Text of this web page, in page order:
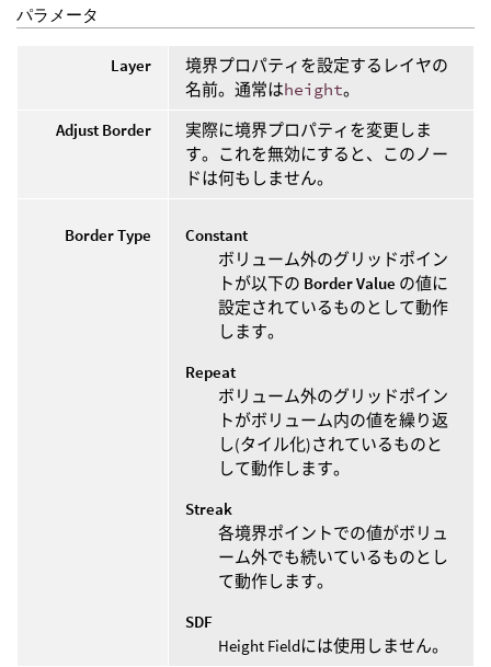
パラメータ
Layer
境界プロパティを設定するレイヤの
名前。通常はheight。
Adjust Border
実際に境界プロパティを変更しま
す。これを無効にすると、このノー
ドは何もしません。
Border Type
Constant
ボリューム外のグリッドポイン
トが以下の Border Value の値に
設定されているものとして動作
します。
Repeat
ボリューム外のグリッドポイン
トがボリューム内の値を繰り返
し(タイル化)されているものと
して動作します。
Streak
各境界ポイントでの値がボリュ
ーム外でも続いているものとし
て動作します。
SDF
Height Fieldには使用しません。